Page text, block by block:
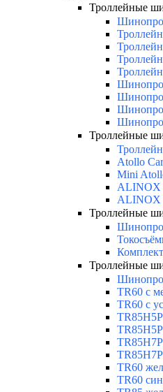
Троллейные
Троллейные
Atollo
Mini
ALINOX
ALINOX
Троллейные
Троллейные
TR60 с
TR60 с
TR60
TR60